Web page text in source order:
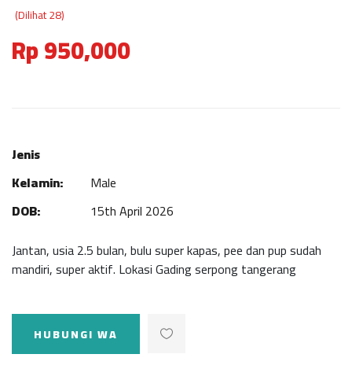
(Dilihat 28)
Rp 950,000
Jenis
Kelamin:
Male
DOB:
15th April 2026
Jantan, usia 2.5 bulan, bulu super kapas, pee dan pup sudah
mandiri, super aktif. Lokasi Gading serpong tangerang
HUBUNGI WA